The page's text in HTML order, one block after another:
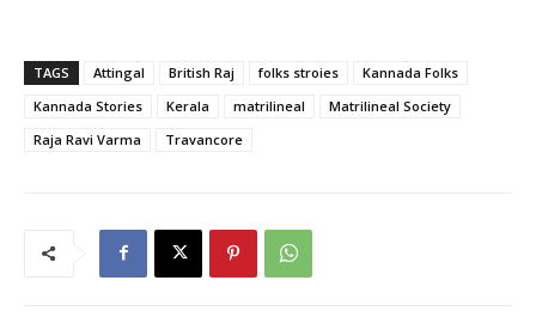
TAGS Attingal British Raj folks stroies
Kannada Folks
Kannada Stories
Kerala matrilineal
Matrilineal Society
Raja Ravi Varma
Travancore